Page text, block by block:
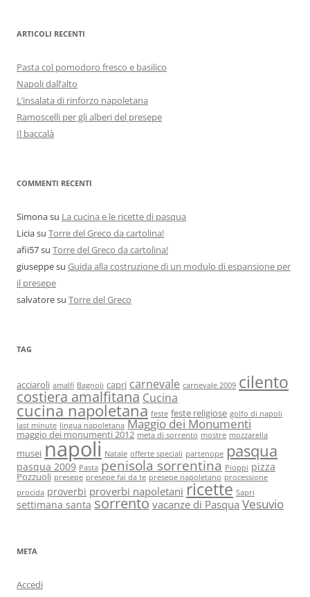
ARTICOLI RECENTI
Pasta col pomodoro fresco e basilico
Napoli dall’alto
L’insalata di rinforzo napoletana
Ramoscelli per gli alberi del presepe
Il baccalà
COMMENTI RECENTI
Simonasu La cucina e le ricette di pasqua
Liciasu Torre del Greco da cartolina!
afii57su Torre del Greco da cartolina!
giuseppesu Guida alla costruzione di un modulo di espansione per
il presepe
salvatoresu Torre del Greco
TAG
acciaroli amalfi Bagnoli capri carnevale carnevale 2009 cilento
costiera amalfitana Cucina
cucina napoletana feste feste religiose golfo di napoli
last minute lingua napoletana Maggio dei Monumenti
maggio dei monumenti 2012 meta di sorrento mostre mozzarella
musei napoli Natale offerte speciali partenope pasqua
pasqua 2009 Pasta penisola sorrentina Pioppi pizza
Pozzuoli presepe presepe fai da te presepe napoletano processione
procida proverbi proverbi napoletani ricette Sapri
settimana santa sorrento vacanze di Pasqua Vesuvio
META
Accedi